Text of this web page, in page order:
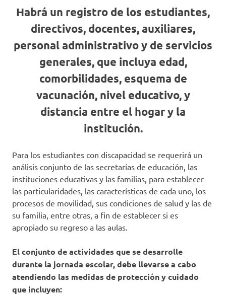
Habrá un registro de los estudiantes,
directivos, docentes, auxiliares,
personal administrativo y de servicios
generales, que incluya edad,
comorbilidades, esquema de
vacunación, nivel educativo, y
distancia entre el hogar y la
institución.
Para los estudiantes con discapacidad se requerirá un
análisis conjunto de las secretarías de educación, las
instituciones educativas y las familias, para establecer
las particularidades, las características de cada uno, los
procesos de movilidad, sus condiciones de salud y las de
su familia, entre otras, a fin de establecer si es
apropiado su regreso a las aulas.
El conjunto de actividades que se desarrolle
durante la jornada escolar, debe llevarse a cabo
atendiendo las medidas de protección y cuidado
que incluyen: